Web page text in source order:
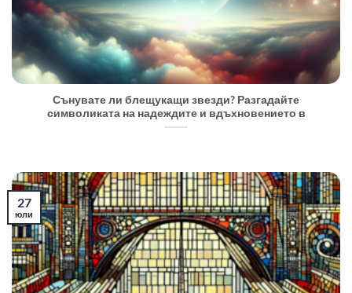
Сънувате ли блещукащи звезди? Разгадайте
символиката на надеждите и вдъхновението в
27
юли